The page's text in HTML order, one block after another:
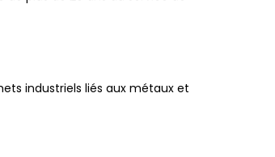
industriels liés aux métaux et